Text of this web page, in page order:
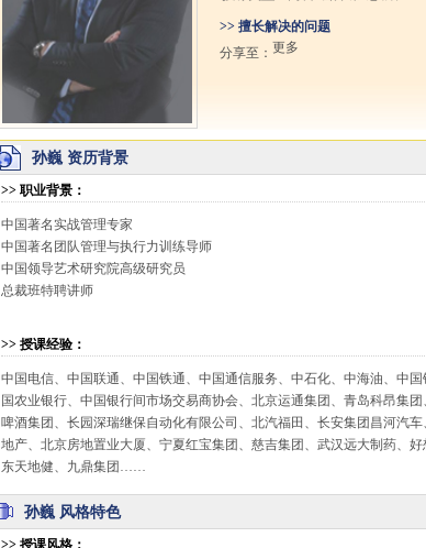
>> 擅长解决的问题
分享至： 更多
孙巍 资历背景
>> 职业背景 ：
中国著名实战管理专家
中国著名团队管理与执行力训练导师
中国领导艺术研究院高级研究员
总裁班特聘讲师
>> 授课经验：
中国电信、中国联通、中国铁通、中国通信服务、中石化、中海油、中
国农业银行、中国银行间市场交易商协会、北京运通集团、青岛科昂集
啤酒集团、长园深瑞继保自动化有限公司、北汽福田、长安集团昌河汽
地产、北京房地置业大厦、宁夏红宝集团、慈吉集团、武汉远大制药、
东天地健、九鼎集团……
孙巍 风格特色
>> 授课风格 ：